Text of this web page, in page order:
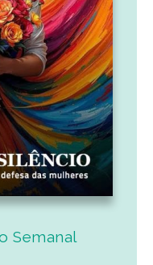
Semanal